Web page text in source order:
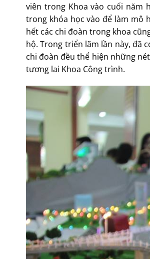
viên trong Khoa vào cuối năm
trong khóa học vào để làm mô
hết các chi đoàn trong khoa
hộ. Trong triển lãm lần này, đã
chi đoàn đều thể hiện những
tương lai Khoa Công trình.